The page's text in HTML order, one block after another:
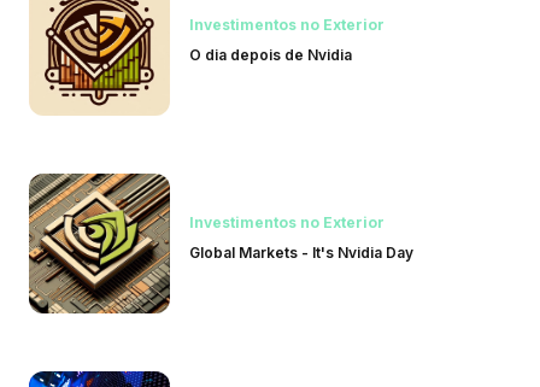
Investimentos no Exterior
O dia depois de Nvidia
Investimentos no Exterior
Global Markets - It's Nvidia Day